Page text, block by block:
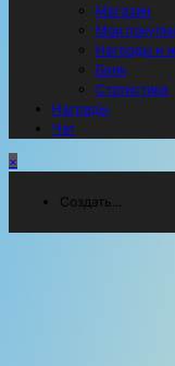
Магазин
Мои
Награды и
Банк
Статистика
Награды
Чат
×
Создать...